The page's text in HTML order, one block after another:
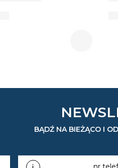
BĄDŹ NA BIEŻĄCO I